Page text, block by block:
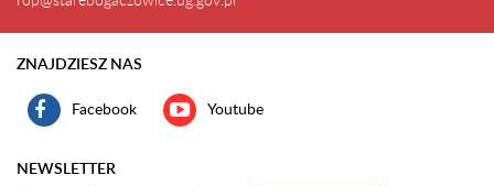
ZNAJDZIESZ NAS
Facebook Youtube
NEWSLETTER